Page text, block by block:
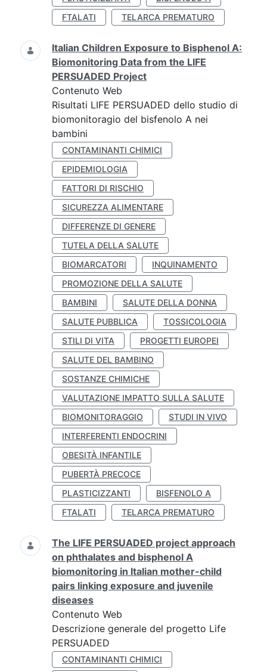
FTALATI
TELARCA PREMATURO
Italian Children Exposure to Bisphenol A:
Biomonitoring Data from the LIFE
PERSUADED Project
Contenuto Web
Risultati LIFE PERSUADED dello studio di
biomonitoragio del bisfenolo A nei
bambini
CONTAMINANTI CHIMICI
EPIDEMIOLOGIA
FATTORI DI RISCHIO
SICUREZZA ALIMENTARE
DIFFERENZE DI GENERE
TUTELA DELLA SALUTE
BIOMARCATORI
INQUINAMENTO
PROMOZIONE DELLA SALUTE
BAMBINI
SALUTE DELLA DONNA
SALUTE PUBBLICA
TOSSICOLOGIA
STILI DI VITA
PROGETTI EUROPEI
SALUTE DEL BAMBINO
SOSTANZE CHIMICHE
VALUTAZIONE IMPATTO SULLA SALUTE
BIOMONITORAGGIO
STUDI IN VIVO
INTERFERENTI ENDOCRINI
OBESITÀ INFANTILE
PUBERTÀ PRECOCE
PLASTICIZZANTI
BISFENOLO A
FTALATI
TELARCA PREMATURO
The LIFE PERSUADED project approach
on phthalates and bisphenol A
biomonitoring in Italian mother-child
pairs linking exposure and juvenile
diseases
Contenuto Web
Descrizione generale del progetto Life
PERSUADED
CONTAMINANTI CHIMICI